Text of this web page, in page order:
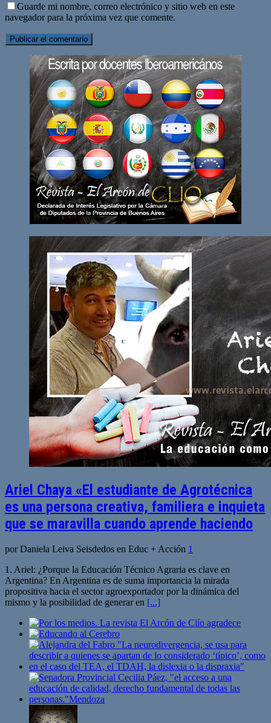
Guarde mi nombre, correo electrónico y sitio web en este
navegador para la próxima vez que comente.
Ariel Chaya «El estudiante de Agrotécnica
es una persona creativa, familiera e inquieta
que se maravilla cuando aprende haciendo
por Daniela Leiva Seisdedos en Educ + Acción 1
1. Ariel: ¿Porque la Educación Técnico Agraria es clave en
Argentina? En Argentina es de suma importancia la mirada
propositiva hacia el sector agroexportador por la dinámica del
mismo y la posibilidad de generar en [...]